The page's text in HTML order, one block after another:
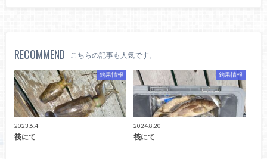
RECOMMEND こちらの記事も人気です。
釣果情報
2023.6.4
筏にて
釣果情報
2024.8.20
筏にて